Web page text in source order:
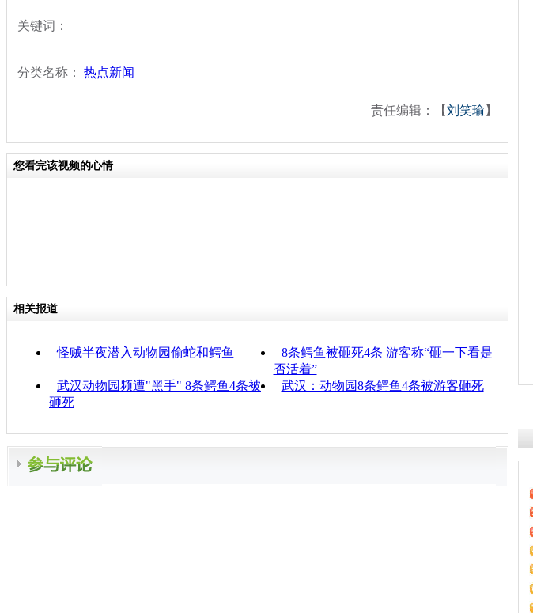
关键词：
分类名称： 热点新闻
责任编辑：【刘笑瑜 】
您看完该视频的心情
相关报道
怪贼半夜潜入动物园偷蛇和鳄鱼
8条鳄鱼被砸死4条 游客称“砸一下看是
否活着”
武汉动物园频遭"黑手" 8条鳄鱼4条被
砸死
武汉：动物园8条鳄鱼4条被游客砸死